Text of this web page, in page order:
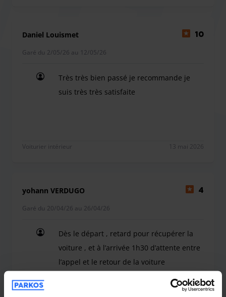
Daniel Louismet 10
Garé du 2/05/26 au 12/05/26
Très très bien passé je recommande je
suis très très satisfaite
Voiturier intérieur 13 mai 2026
yohann VERDUGO 4
Garé du 20/04/26 au 26/04/26
Dès le départ , retard pour récupérer la
voiture , et à l’arrivée 1h30 d’attente entre
l’appel et le retour de la voiture
Dès le départ , retard pour récupérer la voiture